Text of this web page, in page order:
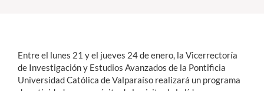
Académicos
Funcionarios
Entre el lunes 21 y el jueves 24 de enero, la Vicerrectoría
de Investigación y Estudios Avanzados de la Pontificia
Universidad Católica de Valparaíso realizará un programa